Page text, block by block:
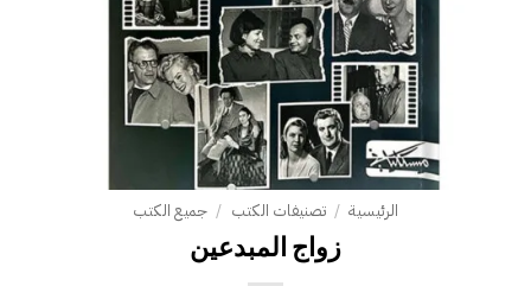
الرئيسية / تصنيفات الكتب / جميع الكتب
زواج المبدعين